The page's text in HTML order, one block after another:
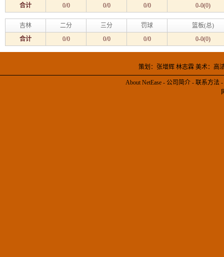
合计
0/0 0/0 0/0 0-0(0)
吉林 二分 三分 罚球
篮板(总)
合计
0/0 0/0 0/0 0-0(0)
策划：张增辉 林志霖 美术：
About NetEase - 公司简介 - 联系方法 -